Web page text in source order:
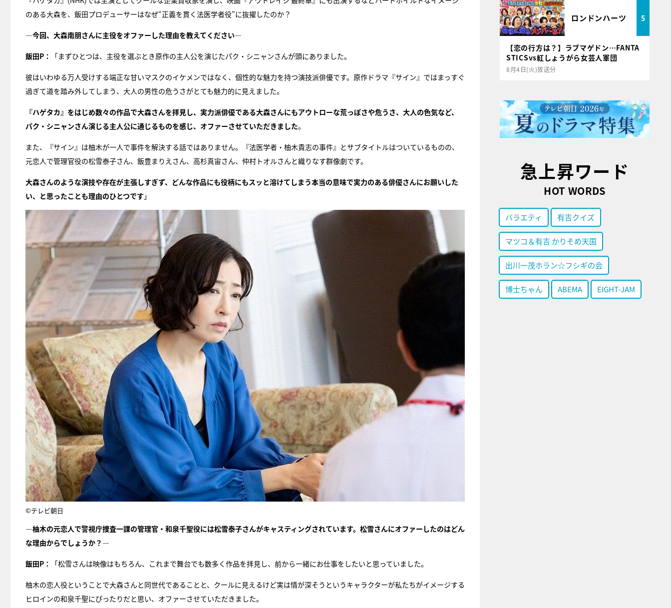
のある大森を、飯田プロデューサーはなぜ“正義を貫く法医学者役”に抜擢したのか？
―今回、大森南朋さんに主役をオファーした理由を教えてください―
飯田P： 「まずひとつは、主役を選ぶとき原作の主人公を演じたパク・シニャンさんが頭にありました。
彼はいわゆる万人受けする端正な甘いマスクのイケメンではなく、個性的な魅力を持つ演技派俳優です。原作ドラマ『サイン』ではまっすぐ
過ぎて道を踏み外してしまう、大人の男性の危うさがとても魅力的に見えました。
『ハゲタカ』をはじめ数々の作品で大森さんを拝見し、実力派俳優である大森さんにもアウトローな荒っぽさや危うさ、大人の色気など、
パク・シニャンさん演じる主人公に通じるものを感じ、オファーさせていただきました。
また、『サイン』は柚木が一人で事件を解決する話ではありません。『法医学者・柚木貴志の事件』とサブタイトルはついているものの、
元恋人で管理官役の松雪泰子さん、飯豊まりえさん、高杉真宙さん、仲村トオルさんと織りなす群像劇です。
大森さんのような演技や存在が主張しすぎず、どんな作品にも役柄にもスッと溶けてしまう本当の意味で実力のある俳優さんにお願いした
い、と思ったことも理由のひとつです 」
©テレビ朝日
―柚木の元恋人で警視庁捜査一課の管理官・和泉千聖役には松雪泰子さんがキャスティングされています。松雪さんにオファーしたのはどん
な理由からでしょうか？―
飯田P： 「松雪さんは映像はもちろん、これまで舞台でも数多く作品を拝見し、前から一緒にお仕事をしたいと思っていました。
柚木の恋人役ということで大森さんと同世代であることと、クールに見えるけど実は情が深そうというキャラクターが私たちがイメージする
ヒロインの和泉千聖にぴったりだと思い、オファーさせていただきました。
ロンドンハーツ 5
【恋の行方は？】ラブマゲドン…FANTA
STICSvs紅しょうがら女芸人軍団
8月4日(火)放送分
急上昇ワード
HOT WORDS
バラエティ 有吉クイズ
マツコ＆有吉 かりそめ天国
出川一茂ホラン☆フシギの会
博士ちゃん ABEMA EIGHT-JAM